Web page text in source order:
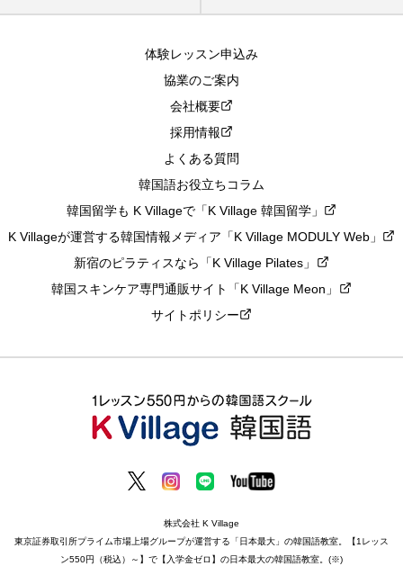
体験レッスン申込み
協業のご案内
会社概要
採用情報
よくある質問
韓国語お役立ちコラム
韓国留学も K Villageで「K Village 韓国留学」
K Villageが運営する韓国情報メディア「K Village MODULY Web」
新宿のピラティスなら「K Village Pilates」
韓国スキンケア専門通販サイト「K Village Meon」
サイトポリシー
株式会社 K Village
東京証券取引所プライム市場上場グループが運営する「日本最大」の韓国語教室。【1レッス
ン550円（税込）～】で【入学金ゼロ】の日本最大の韓国語教室。(※)